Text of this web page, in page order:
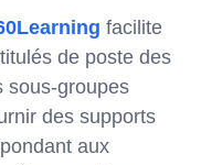
facilite
de poste des
sous-groupes
des supports
aux